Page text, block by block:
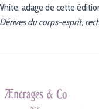
adage de cette
du corps-esprit,